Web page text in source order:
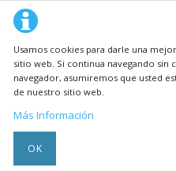
Usamos cookies para darle una
sitio web. Si continua navegando sin
navegador, asumiremos que usted
de nuestro sitio web.
Más Información
OK